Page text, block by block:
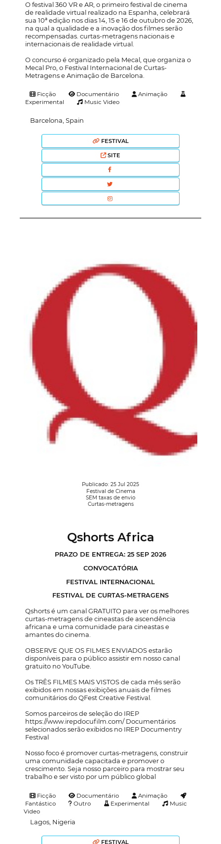
O festival 360 VR e AR, o primeiro festival de cinema
de realidade virtual realizado na Espanha, celebrará
sua 10ª edição nos dias 14, 15 e 16 de outubro de 2026,
na qual a qualidade e a inovação dos filmes serão
recompensadas. curtas-metragens nacionais e
internacionais de realidade virtual.
O concurso é organizado pela Mecal, que organiza o
Mecal Pro, o Festival Internacional de Curtas-
Metragens e Animação de Barcelona.
Ficção Documentário
Animação
Experimental
Music Video
Barcelona, Spain
FESTIVAL
SITE
Publicado: 25 Jul 2025
Festival de Cinema
SEM taxas de envio
Curtas-metragens
Qshorts Africa
PRAZO DE ENTREGA: 25 SEP 2026
CONVOCATÓRIA
FESTIVAL INTERNACIONAL
FESTIVAL DE CURTAS-METRAGENS
Qshorts é um canal GRATUITO para ver os melhores
curtas-metragens de cineastas de ascendência
africana e uma comunidade para cineastas e
amantes do cinema.
OBSERVE QUE OS FILMES ENVIADOS estarão
disponíveis para o público assistir em nosso canal
gratuito no YouTube.
Os TRÊS FILMES MAIS VISTOS de cada mês serão
exibidos em nossas exibições anuais de filmes
comunitários do QFest Creative Festival.
Somos parceiros de seleção do IREP
https://www.irepdocufilm.com/ Documentários
selecionados serão exibidos no IREP Documentry
Festival
Nosso foco é promover curtas-metragens, construir
uma comunidade capacitada e promover o
crescimento. Seja nosso parceiro para mostrar seu
trabalho e ser visto por um público global
Ficção Documentário
Animação
Fantástico
Outro Experimental
Music
Video
Lagos, Nigeria
FESTIVAL